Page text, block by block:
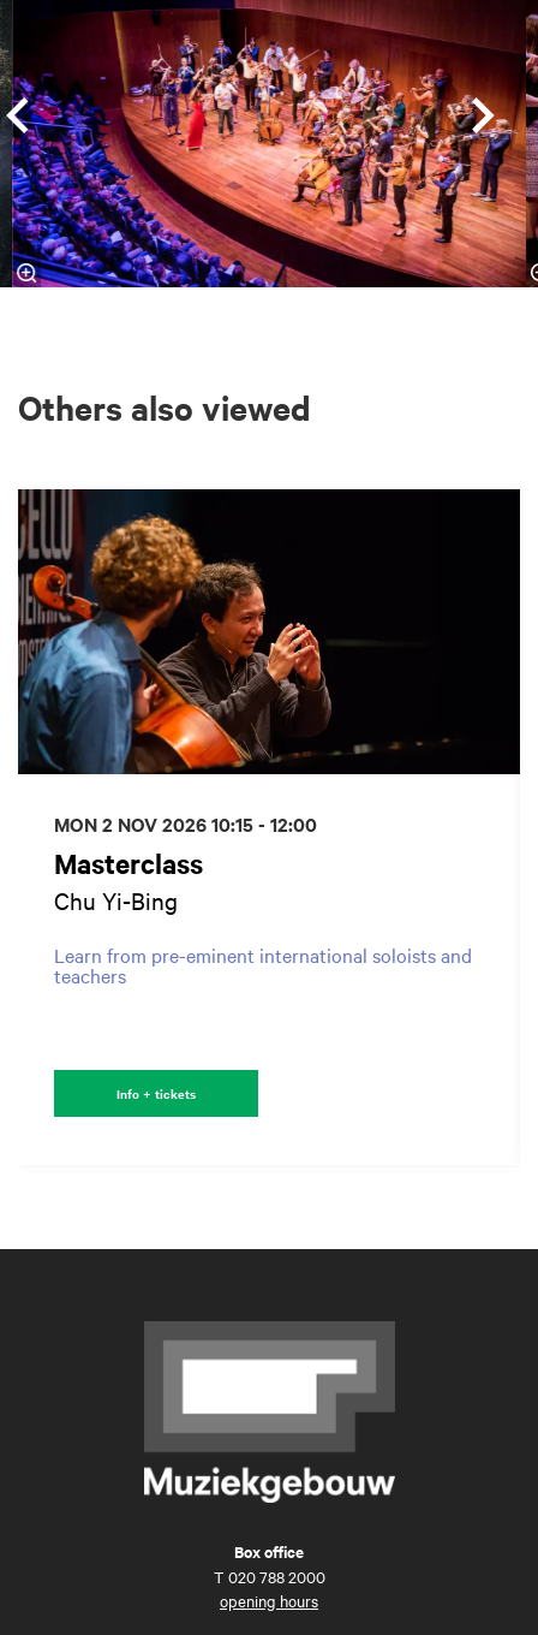
Others also viewed
Masterclass
Chu Yi-Bing
Learn from pre-eminent international soloists and
teachers
MON 2 NOV 202610:15 - 12:00
Info + tickets
Box office
T 020 788 2000
opening hours